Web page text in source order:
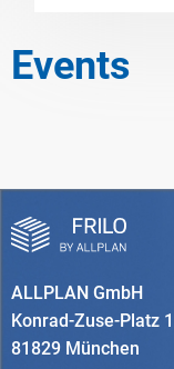
Events
ALLPLAN GmbH
Konrad-Zuse-Platz 1
81829 München